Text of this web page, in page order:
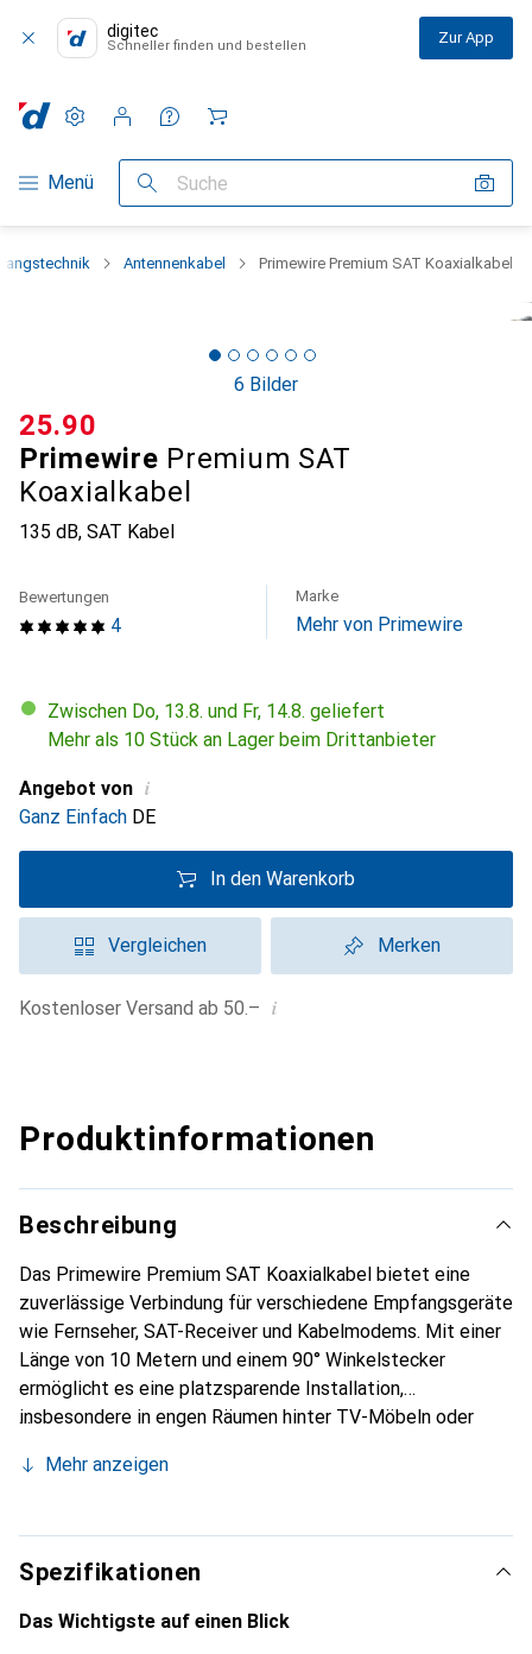
digitec
Schneller finden und bestellen Zur App
Navigation nach Kategorien
Menü Suche
Einstellungen
Kundenkonto
Vergleichslisten
Merklisten
Warenkorb
Antennenkabel Primewire Premium SAT Koaxialkabel
6 Bilder
Primewire Premium SAT
Koaxialkabel
135 dB, SAT Kabel
CHF
25.90
4
Bewertungen Marke
Mehr von Primewire
Zwischen Do, 13.8. und Fr, 14.8. geliefert
Mehr als 10 Stück an Lager beim Drittanbieter
Angebot von i
Ganz Einfach DE
In den Warenkorb
Vergleichen Merken
Kostenloser Versand ab 50.– i
Produktinformationen
Beschreibung
Das Primewire Premium SAT Koaxialkabel bietet eine
zuverlässige Verbindung für verschiedene Empfangsgeräte
wie Fernseher, SAT-Receiver und Kabelmodems. Mit einer
Länge von 10 Metern und einem 90° Winkelstecker
ermöglicht es eine platzsparende Installation,
insbesondere in engen Räumen hinter TV-Möbeln oder
gewährleistet eine hohe Bild- und Tonqualität, während die
korrosionsresistente und passgenaue Verbindung sorgen.
Das Kabel ist für die Übertragung von analogen und
digitalen Signalen sowie für verschiedene Standards wie
DVB-T2 HD, DVB-S, DVB-S2 und DVB-C geeignet. Die
Mehr anzeigen
Spezifikationen
Das Wichtigste auf einen Blick